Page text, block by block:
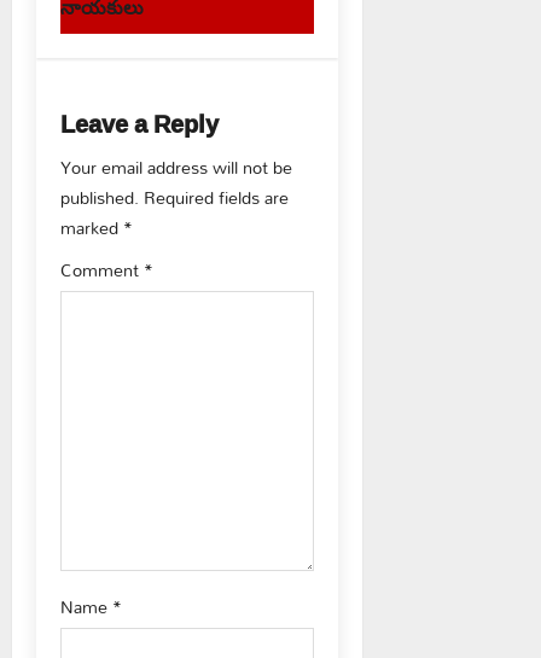
a
v
i
g
a
t
Leave a Reply
Your email address will not be
published. Required fields are
marked*
Comment*
Name*